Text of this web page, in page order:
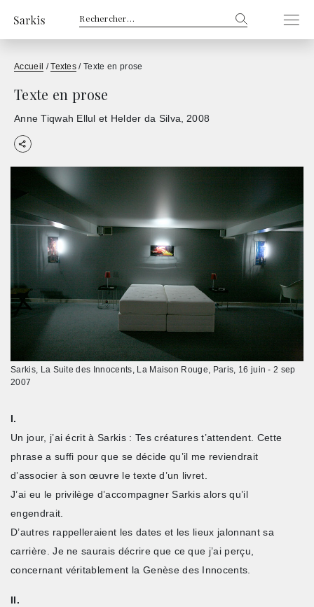
Rechercher :
Accueil /Textes /Texte en prose
Texte en prose
Anne Tiqwah Ellul et Helder da Silva 2008
Sarkis, La Suite des Innocents, La Maison Rouge, Paris, 16 juin - 2 sep
2007
I.
Un jour, j’ai écrit à Sarkis : Tes créatures t’attendent. Cette
phrase a suffi pour que se décide qu’il me reviendrait
d’associer à son œuvre le texte d’un livret.
J’ai eu le privilège d’accompagner Sarkis alors qu’il
engendrait.
D’autres rappelleraient les dates et les lieux jalonnant sa
carrière. Je ne saurais décrire que ce que j’ai perçu,
concernant véritablement la Genèse des Innocents.
II.